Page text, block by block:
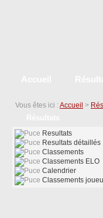
Vous êtes ici : Accueil >
Resultats
Resultats détaillés
Classements
Classements ELO
Calendrier
Classements